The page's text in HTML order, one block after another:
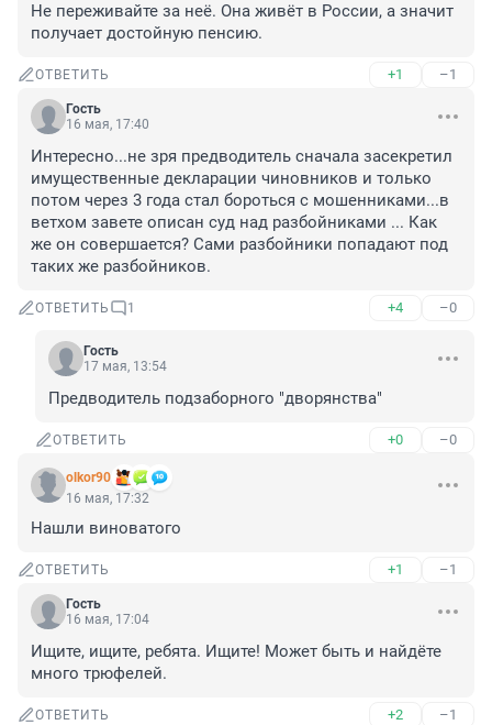
Не переживайте за неё. Она живёт в России, а значит
получает достойную пенсию.
ОТВЕТИТЬ +1 –1
Гость
16 мая, 17:40
Интересно...не зря предводитель сначала засекретил
имущественные декларации чиновников и только
потом через 3 года стал бороться с мошенниками...в
ветхом завете описан суд над разбойниками ... Как
же он совершается? Сами разбойники попадают под
таких же разбойников.
ОТВЕТИТЬ 1 +4 –0
Гость
17 мая, 13:54
Предводитель подзаборного "дворянства"
ОТВЕТИТЬ +0 –0
olkor90
16 мая, 17:32
Нашли виноватого
ОТВЕТИТЬ +1 –1
Гость
16 мая, 17:04
Ищите, ищите, ребята. Ищите! Может быть и найдёте
много трюфелей.
ОТВЕТИТЬ +2 –1